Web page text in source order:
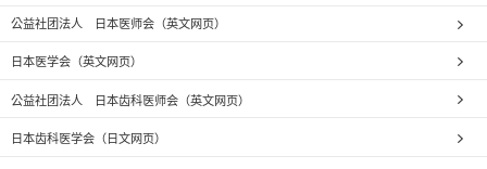
公益社团法人 日本医师会（英文网页）
日本医学会（英文网页）
公益社团法人 日本齿科医师会（英文网页）
日本齿科医学会（日文网页）